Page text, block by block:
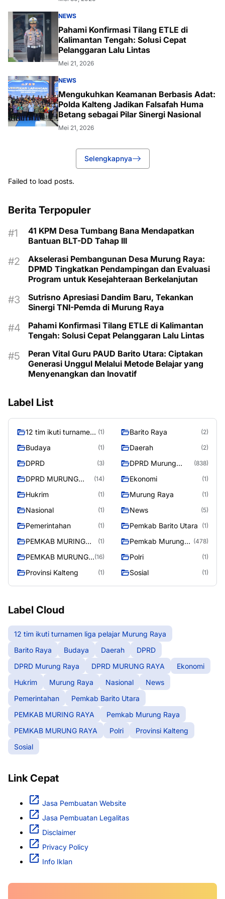
NEWS
Pahami Konfirmasi Tilang ETLE di
Kalimantan Tengah: Solusi Cepat
Pelanggaran Lalu Lintas
Mei 21, 2026
NEWS
Mengukuhkan Keamanan Berbasis Adat:
Polda Kalteng Jadikan Falsafah Huma
Betang sebagai Pilar Sinergi Nasional
Mei 21, 2026
Selengkapnya
Failed to load posts.
Berita Terpopuler
41 KPM Desa Tumbang Bana Mendapatkan
Bantuan BLT-DD Tahap III
Akselerasi Pembangunan Desa Murung Raya:
DPMD Tingkatkan Pendampingan dan Evaluasi
Program untuk Kesejahteraan Berkelanjutan
Sutrisno Apresiasi Dandim Baru, Tekankan
Sinergi TNI-Pemda di Murung Raya
Pahami Konfirmasi Tilang ETLE di Kalimantan
Tengah: Solusi Cepat Pelanggaran Lalu Lintas
Peran Vital Guru PAUD Barito Utara: Ciptakan
Generasi Unggul Melalui Metode Belajar yang
Menyenangkan dan Inovatif
Label List
12 tim ikuti turnamen
Raya
(1) Barito Raya (2)
Budaya (1) Daerah (2)
DPRD (3)
DPRD Murung
(838)
DPRD MURUNG
(14) Ekonomi (1)
Hukrim (1) Murung Raya (1)
Nasional (1) News (5)
Pemerintahan (1) Pemkab Barito Utara (1)
PEMKAB MURING
(1)
Pemkab Murung
(478)
PEMKAB MURUNG
(16) Polri (1)
Provinsi Kalteng (1) Sosial (1)
Label Cloud
12 tim ikuti turnamen liga pelajar Murung Raya
Barito Raya
Budaya Daerah
DPRD
DPRD Murung Raya
DPRD MURUNG RAYA
Ekonomi
Hukrim
Murung Raya Nasional
News
Pemerintahan
Pemkab Barito Utara
PEMKAB MURING RAYA
Pemkab Murung Raya
PEMKAB MURUNG RAYA
Polri
Provinsi Kalteng
Sosial
Link Cepat
Jasa Pembuatan Website
Jasa Pembuatan Legalitas
Disclaimer
Privacy Policy
Info Iklan